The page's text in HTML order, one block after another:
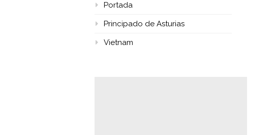
Portada
Principado de Asturias
Vietnam